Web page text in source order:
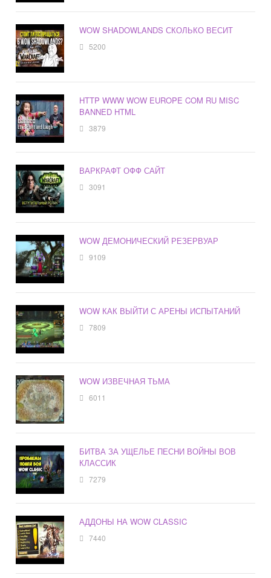
WOW SHADOWLANDS СКОЛЬКО ВЕСИТ
5200
HTTP WWW WOW EUROPE COM RU MISC
BANNED HTML
3879
ВАРКРАФТ ОФФ САЙТ
3091
WOW ДЕМОНИЧЕСКИЙ РЕЗЕРВУАР
9109
WOW КАК ВЫЙТИ С АРЕНЫ ИСПЫТАНИЙ
7809
WOW ИЗВЕЧНАЯ ТЬМА
6011
БИТВА ЗА УЩЕЛЬЕ ПЕСНИ ВОЙНЫ ВОВ
КЛАССИК
7279
АДДОНЫ НА WOW CLASSIC
7440